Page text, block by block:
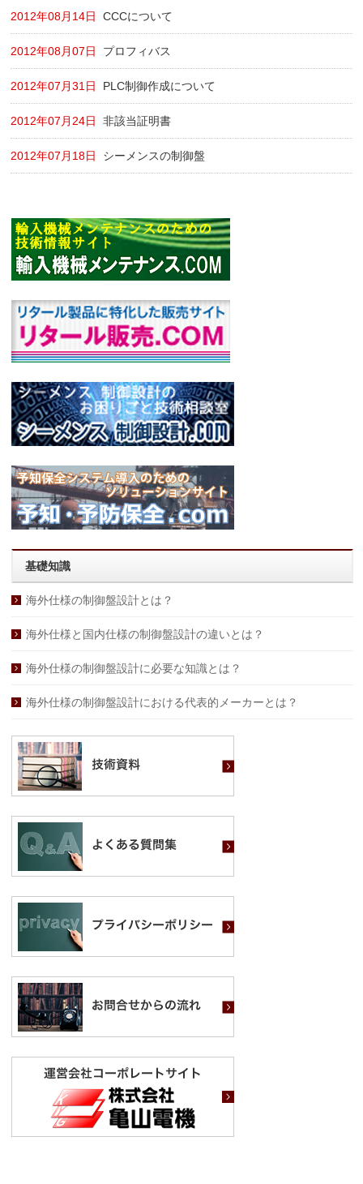
2012年08月14日 CCCについて
2012年08月07日 プロフィバス
2012年07月31日 PLC制御作成について
2012年07月24日 非該当証明書
2012年07月18日 シーメンスの制御盤
基礎知識
海外仕様の制御盤設計とは？
海外仕様と国内仕様の制御盤設計の違いとは？
海外仕様の制御盤設計に必要な知識とは？
海外仕様の制御盤設計における代表的メーカーとは？